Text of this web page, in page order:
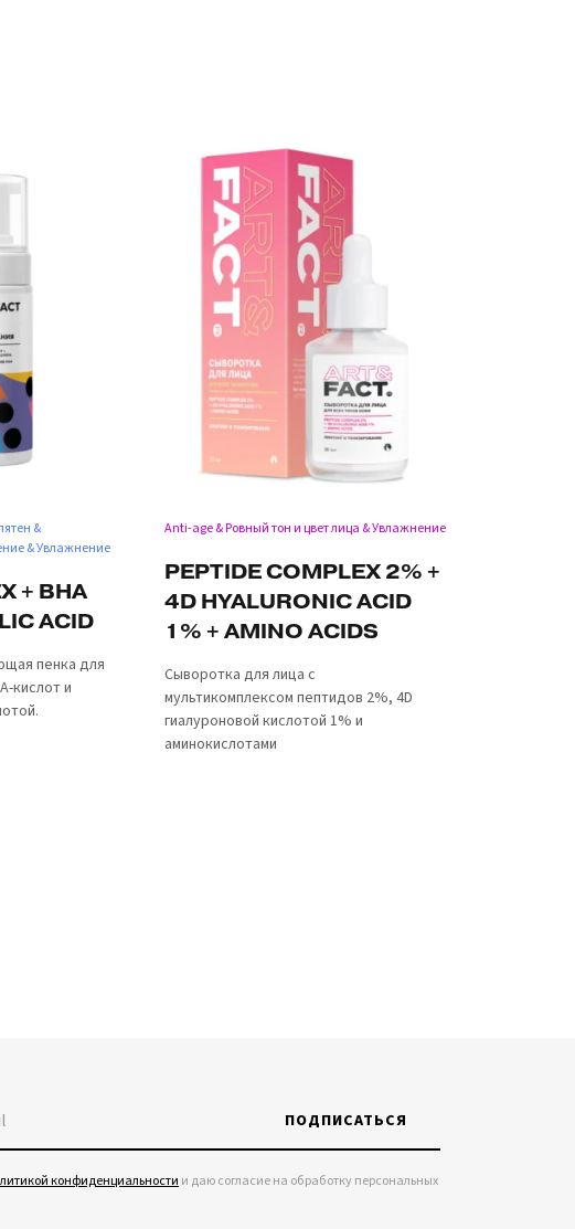
&
& Увлажнение
+ BHA
ACID
пенка для
кислот и
Anti-age & Ровный тон и цвет лица & Увлажнение
PEPTIDE COMPLEX 2% +
4D HYALURONIC ACID
1% + AMINO ACIDS
Сыворотка для лица с
мультикомплексом пептидов 2%, 4D
гиалуроновой кислотой 1% и
аминокислотами
ПОДПИСАТЬСЯ
конфиденциальности и даю согласие на обработку персональных